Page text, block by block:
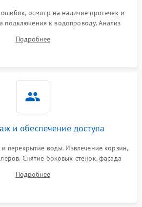
осмотр на наличие протечек и
подключения к водопроводу. Анализ
слива, нагрева, вращения
или срабатывание системы защиты
Подробнее
и обеспечение доступа
перекрытие воды. Извлечение корзин,
Снятие боковых стенок, фасада
насосу, ТЭНу и сливной помпе.
Подробнее